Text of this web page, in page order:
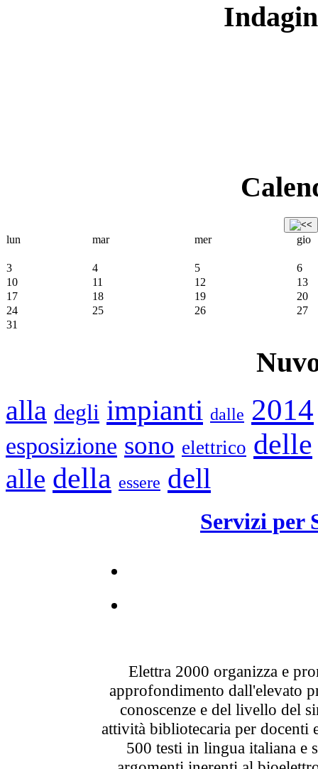
lun
mar mer gio
3 4 5
6
10
11 12
13
17
18 19
20
24
25 26
27
31
alla degli impianti dalle 2014
esposizione sono elettrico delle
alle della essere dell
Servizi per
Elettra 2000 organizza e
approfondimento dall'elevato
conoscenze e del livello del
attività bibliotecaria per docenti
500 testi in lingua italiana e